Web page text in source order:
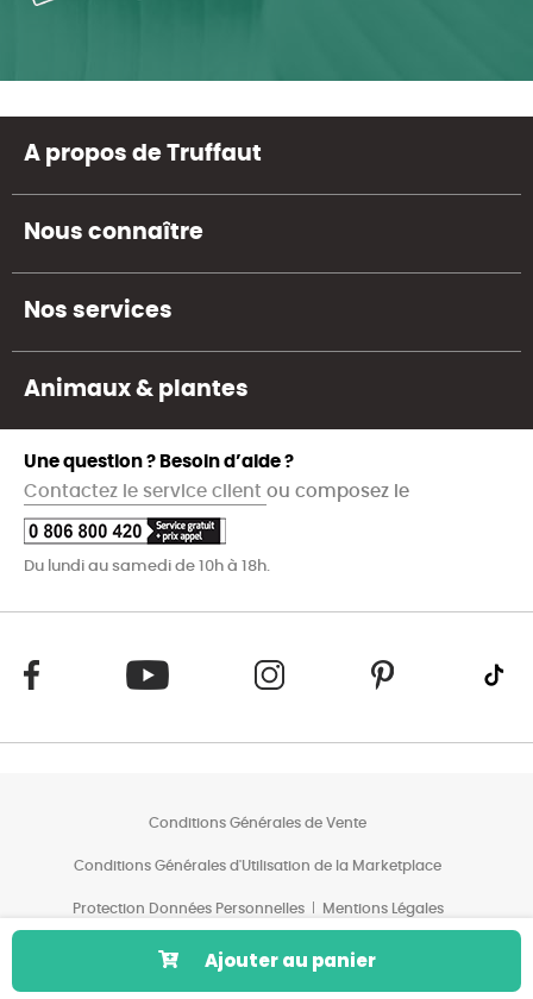
Ajouter au panier
A propos de Truffaut
Nous connaître
Nos services
Animaux & plantes
Une question ? Besoin d’aide ?
Contactez le service client ou composez le
Du lundi au samedi de 10h à 18h.
Conditions Générales de Vente
Conditions Générales d'Utilisation de la Marketplace
Protection Données Personnelles Mentions Légales
Conditions des Offres*